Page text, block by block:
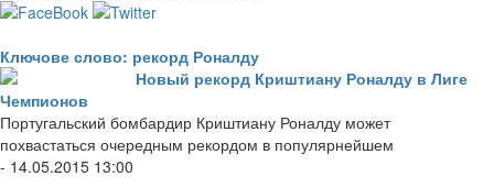
Ключове слово: рекорд Роналду
Новый рекорд Криштиану Роналду в Лиге
Чемпионов
Португальский бомбардир Криштиану Роналду может
похвастаться очередным рекордом в популярнейшем
- 14.05.2015 13:00